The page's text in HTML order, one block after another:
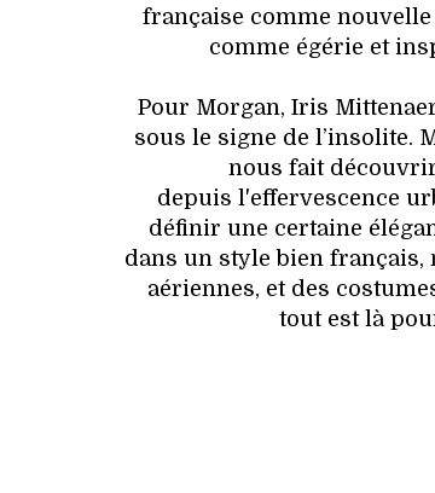
française comme
comme égérie et
Pour Morgan, Iris
sous le signe de l’insolite.
nous fait
depuis l'effervescence
définir une certaine
dans un style bien français,
aériennes, et des
tout est là